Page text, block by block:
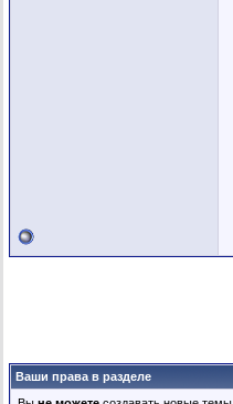
Ваши права в разделе